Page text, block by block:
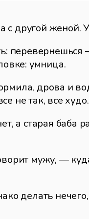
другой женой.
умница.
дрова и
не так, все худо.
а старая баба
мужу, —
делать